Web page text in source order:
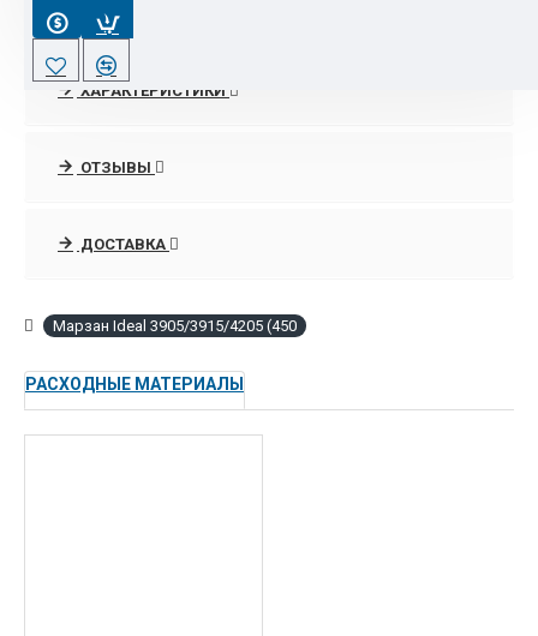
ХАРАКТЕРИСТИКИ
ОТЗЫВЫ
ДОСТАВКА
Марзан Ideal 3905/3915/4205 (450
РАСХОДНЫЕ МАТЕРИАЛЫ